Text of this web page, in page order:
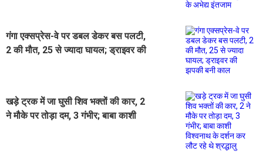
गंगा एक्सप्रेस-वे पर डबल डेकर बस पलटी,
2 की मौत, 25 से ज्यादा घायल; ड्राइवर की
खड़े ट्रक में जा घुसी शिव भक्तों की कार, 2
ने मौके पर तोड़ा दम, 3 गंभीर; बाबा काशी